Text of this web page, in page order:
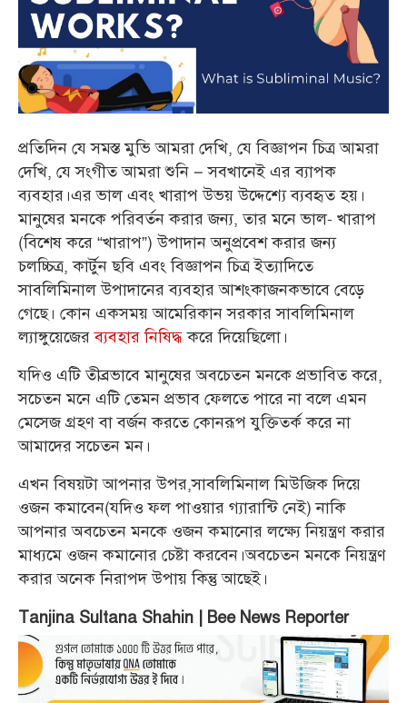
প্রতিদিন যে সমস্ত মুভি আমরা দেখি, যে বিজ্ঞাপন চিত্র আমরা
দেখি, যে সংগীত আমরা শুনি – সবখানেই এর ব্যাপক
ব্যবহার।এর ভাল এবং খারাপ উভয় উদ্দেশ্যে ব্যবহৃত হয়।
মানুষের মনকে পরিবর্তন করার জন্য, তার মনে ভাল- খারাপ
(বিশেষ করে “খারাপ”) উপাদান অনুপ্রবেশ করার জন্য
চলচ্চিত্র, কার্টুন ছবি এবং বিজ্ঞাপন চিত্র ইত্যাদিতে
সাবলিমিনাল উপাদানের ব্যবহার আশংকাজনকভাবে বেড়ে
গেছে। কোন একসময় আমেরিকান সরকার সাবলিমিনাল
ল্যাঙ্গুয়েজেরব্যবহার নিষিদ্ধকরে দিয়েছিলো।
যদিও এটি তীব্রভাবে মানুষের অবচেতন মনকে প্রভাবিত করে,
সচেতন মনে এটি তেমন প্রভাব ফেলতে পারে না বলে এমন
মেসেজ গ্রহণ বা বর্জন করতে কোনরূপ যুক্তিতর্ক করে না
আমাদের সচেতন মন।
এখন বিষয়টা আপনার উপর,সাবলিমিনাল মিউজিক দিয়ে
ওজন কমাবেন(যদিও ফল পাওয়ার গ্যারান্টি নেই) নাকি
আপনার অবচেতন মনকে ওজন কমানোর লক্ষ্যে নিয়ন্ত্রণ করার
মাধ্যমে ওজন কমানোর চেষ্টা করবেন।অবচেতন মনকে নিয়ন্ত্রণ
করার অনেক নিরাপদ উপায় কিন্তু আছেই।
Tanjina Sultana Shahin | Bee News Reporter